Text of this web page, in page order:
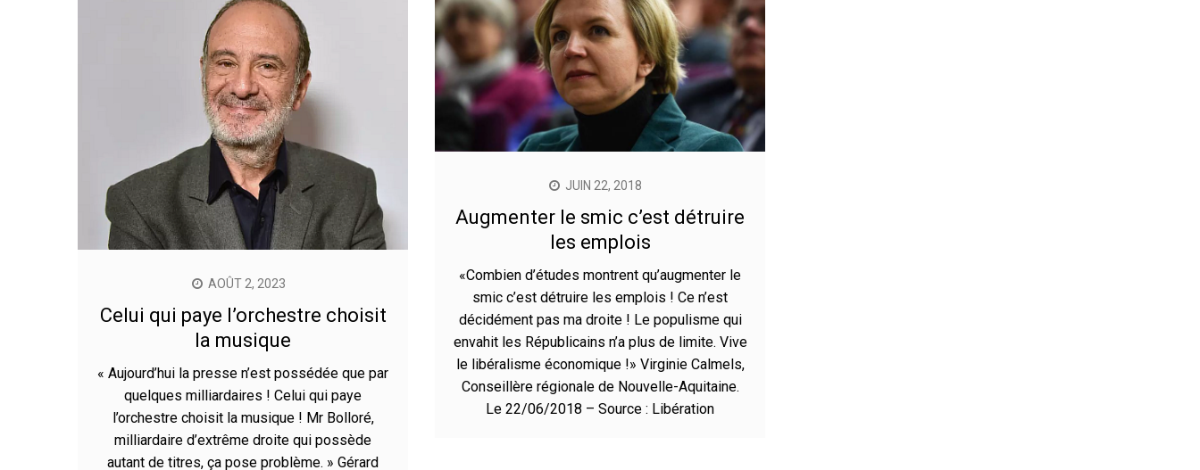
AOÛT 2, 2023
Celui qui paye l’orchestre choisit
la musique
« Aujourd’hui la presse n’est possédée que par
quelques milliardaires ! Celui qui paye
l’orchestre choisit la musique ! Mr Bolloré,
milliardaire d’extrême droite qui possède
autant de titres, ça pose problème. » Gérard
JUIN 22, 2018
Augmenter le smic c’est détruire
les emplois
«Combien d’études montrent qu’augmenter le
smic c’est détruire les emplois ! Ce n’est
décidément pas ma droite ! Le populisme qui
envahit les Républicains n’a plus de limite. Vive
le libéralisme économique !» Virginie Calmels,
Conseillère régionale de Nouvelle-Aquitaine.
Le 22/06/2018 – Source : Libération